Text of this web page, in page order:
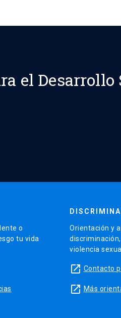
el Desarrollo
o
tu vida
Orientación y
violencia sexual.
launch Contacto
launch Más